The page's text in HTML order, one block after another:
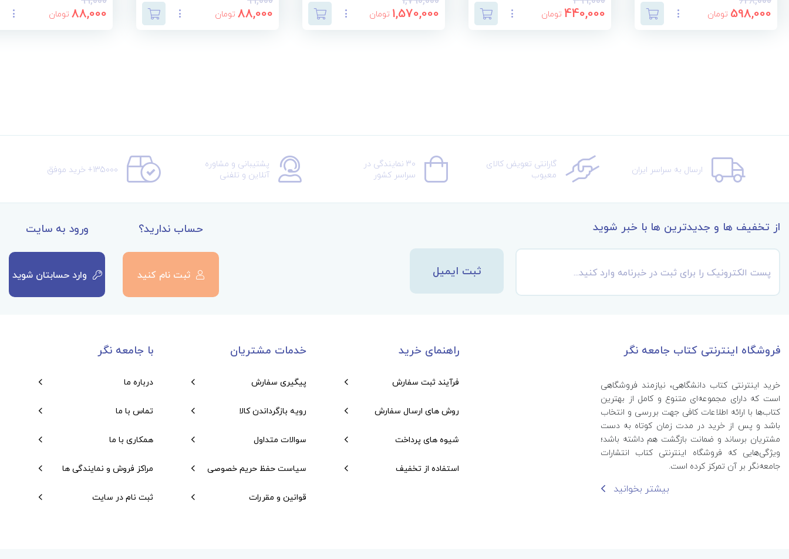
598,000 تومان 440,000 تومان 1,570,000 تومان 88,000 تومان 88,000 تومان
ارسال به سراسر ایران گارانتی تعویض کالای
معیوب
30 نمایندگی در
سراسر کشور
پشتیبانی و مشاوره
آنلاین و تلفنی 135000+ خرید موفق
از تخفیف ها و جدیدترین ها با خبر شوید
ثبت ایمیل
ورود به سایت
وارد حسابتان شوید
حساب ندارید؟
ثبت نام کنید
فروشگاه اینترنتی کتاب جامعه نگر
خرید اینترنتی کتاب‌ دانشگاهی، نیازمند فروشگاهی
است که دارای مجموعه‌ای متنوع و کامل از بهترین
کتاب‌ها با ارائه اطلاعات کافی جهت بررسی و انتخاب
باشد و پس از خرید در مدت زمان کوتاه به دست
مشتریان برساند و ضمانت بازگشت هم داشته باشد؛
ویژگی‌هایی که فروشگاه اینترنتی کتاب انتشارات
جامعه‌نگر بر آن تمرکز کرده است.
بیشتر بخوانید
راهنمای خرید
فرآیند ثبت سفارش
روش های ارسال سفارش
شیوه های پرداخت
استفاده از تخفیف
خدمات مشتریان
پیگیری سفارش
رویه بازگرداندن کالا
سوالات متداول
سیاست حفظ حریم خصوصی
قوانین و مقررات
با جامعه نگر
درباره ما
تماس با ما
همکاری با ما
مراکز فروش و نمایندگی ها
ثبت نام در سایت